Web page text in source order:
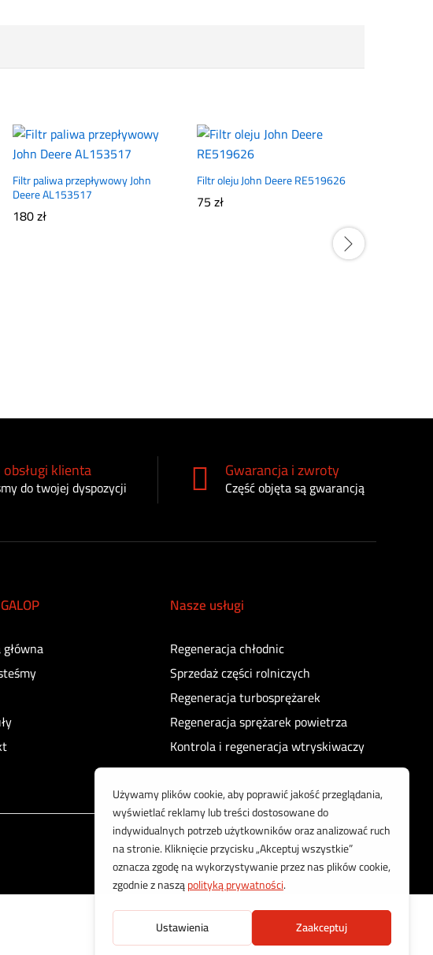
Filtr paliwa przepływowy John
Deere AL153517
180zł
Filtr oleju John Deere RE519626
75zł
klienta
do twojej dyspozycji
Gwarancja i zwroty
Część objęta są gwarancją
Nasze usługi
Regeneracja chłodnic
Sprzedaż części rolniczych
Regeneracja turbosprężarek
Regeneracja sprężarek powietrza
Kontrola i regeneracja wtryskiwaczy
Korzystamy z bezpiecznych płatności